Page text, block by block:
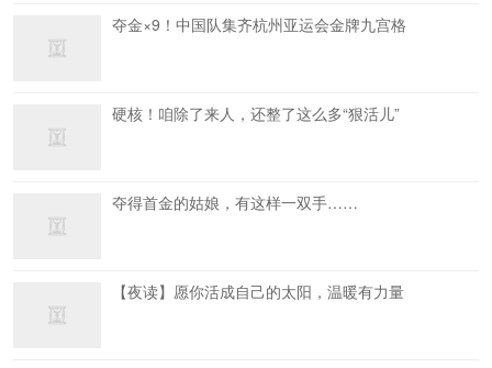
夺金×9！中国队集齐杭州亚运会金牌九宫格
硬核！咱除了来人，还整了这么多“狠活儿”
夺得首金的姑娘，有这样一双手……
【夜读】愿你活成自己的太阳，温暖有力量